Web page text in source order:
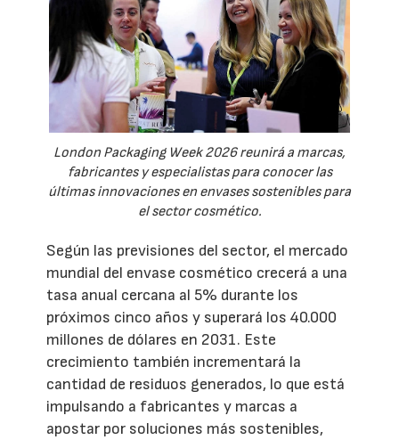
London Packaging Week 2026 reunirá a marcas,
fabricantes y especialistas para conocer las
últimas innovaciones en envases sostenibles para
el sector cosmético.
Según las previsiones del sector, el mercado
mundial del envase cosmético crecerá a una
tasa anual cercana al 5% durante los
próximos cinco años y superará los 40.000
millones de dólares en 2031. Este
crecimiento también incrementará la
cantidad de residuos generados, lo que está
impulsando a fabricantes y marcas a
apostar por soluciones más sostenibles,